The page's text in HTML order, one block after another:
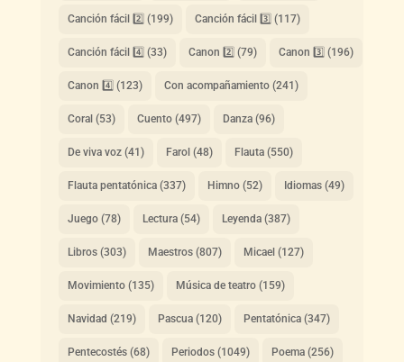
Canción fácil 2️⃣ (199) Canción fácil 3️⃣ (117)
Canción fácil 4️⃣ (33) Canon 2️⃣ (79) Canon 3️⃣ (196)
Canon 4️⃣ (123) Con acompañamiento(241)
Coral (53) Cuento(497) Danza(96)
De viva voz(41) Farol (48) Flauta(550)
Flauta pentatónica(337) Himno(52) Idiomas(49)
Juego(78) Lectura(54) Leyenda(387)
Libros(303) Maestros(807) Micael (127)
Movimiento(135) Música de teatro(159)
Navidad (219) Pascua(120) Pentatónica(347)
Pentecostés(68) Periodos(1049) Poema(256)